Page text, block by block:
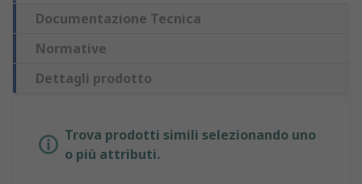
Documentazione Tecnica
Normative
Dettagli prodotto
Trova prodotti simili selezionando uno
o più attributi.